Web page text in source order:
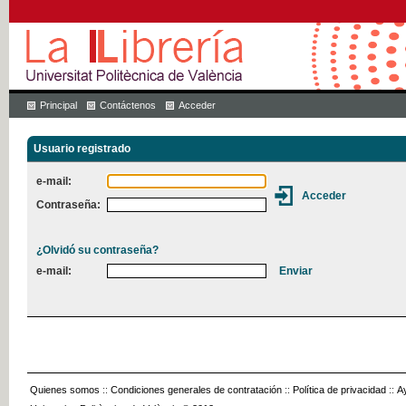
Principal Contáctenos Acceder
Usuario registrado
e-mail:
Contraseña:
¿Olvidó su contraseña?
e-mail:
Quienes somos :: Condiciones generales de contratación :: Política de privacidad ::